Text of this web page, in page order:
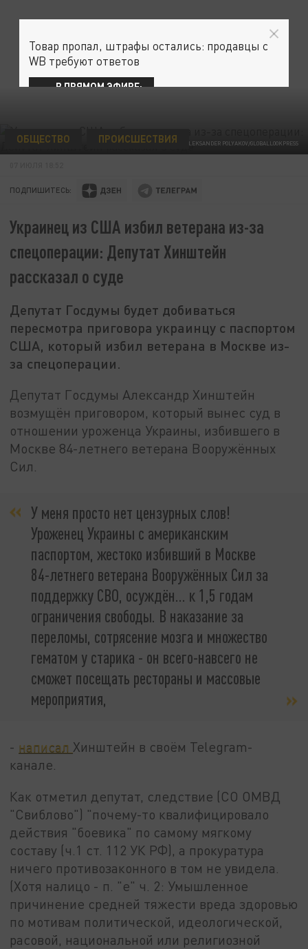
ФОТО: ALEKSANDER POLYAKOV/GLOBALLOOKPRESS
ОБЩЕСТВО ПРОИСШЕСТВИЯ
ПОДПИШИТЕСЬ:
Украинец из США избил ветерана из-за
спецоперации: Депутат Хинштейн
рассказал о суде
Депутат Госдумы будет добиваться
пересмотра приговора украинцу с паспортом
США, который избил ветерана в Москве из-
за спецоперации.
Депутат Госдумы Александр Хинштейн
возмущён приговором, который вынес суд в
отношении уроженца Украины, избившего в
Москве 84-летнего ветерана Вооружённых
Сил.
У меня просто нет цензурных слов!
Уроженец Украины с американским
паспортом, жестоко избивший в Москве
84-летнего ветерана Вооружённых Сил за
поддержку СВО, осуждён... к 1,5 годам
ограничения свободы. В наказание за
переломы, сотрясение мозга и множество
гематом у старика - он всего-навсего не
сможет посещать рестораны и массовые
мероприятия,
- написал Хинштейн в своём Telegram-
канале.
Как отметил депутат, следствие (СО ОМВД
"Свиблово") "почему-то квалифицировало
действия "боевика" по самому мягкому
составу (ч.1 ст. 112 УК РФ), а прокуратура
ничего противозаконного в том не увидела.
(Хотя налицо - п. "е" ч. 2: Умышленное
причинение средней тяжести вреда здоровью
по мотивам политической, идеологической,
расовой, национальной или религиозной
Товар пропал, штрафы остались: продавцы с
WB требуют ответов
В ПРЯМОМ ЭФИРЕ: